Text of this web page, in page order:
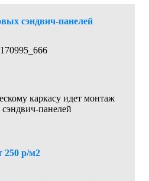
сэндвич-панелей
каркасу идет монтаж
панелей
250 р/м2